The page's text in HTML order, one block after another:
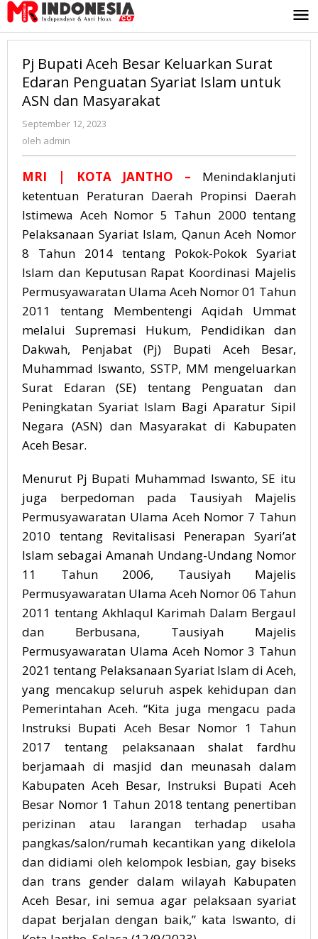
Lewati
ke
konten
Pj Bupati Aceh Besar Keluarkan Surat
Edaran Penguatan Syariat Islam untuk
ASN dan Masyarakat
September 12, 2023
oleh admin
MRI | KOTA JANTHO – Menindaklanjuti
ketentuan Peraturan Daerah Propinsi Daerah
Istimewa Aceh Nomor 5 Tahun 2000 tentang
Pelaksanaan Syariat Islam, Qanun Aceh Nomor
8 Tahun 2014 tentang Pokok-Pokok Syariat
Islam dan Keputusan Rapat Koordinasi Majelis
Permusyawaratan Ulama Aceh Nomor 01 Tahun
2011 tentang Membentengi Aqidah Ummat
melalui Supremasi Hukum, Pendidikan dan
Dakwah, Penjabat (Pj) Bupati Aceh Besar,
Muhammad Iswanto, SSTP, MM mengeluarkan
Surat Edaran(SE) tentang Penguatan dan
Peningkatan Syariat Islam Bagi Aparatur Sipil
Negara (ASN) dan Masyarakat di Kabupaten
Aceh Besar.
Menurut Pj Bupati Muhammad Iswanto, SE itu
juga berpedoman pada Tausiyah Majelis
Permusyawaratan Ulama Aceh Nomor 7 Tahun
2010 tentang Revitalisasi Penerapan Syari’at
Islam sebagai Amanah Undang-Undang Nomor
11 Tahun 2006, Tausiyah Majelis
Permusyawaratan Ulama Aceh Nomor 06 Tahun
2011 tentang Akhlaqul Karimah Dalam Bergaul
dan Berbusana, Tausiyah Majelis
Permusyawaratan Ulama Aceh Nomor 3 Tahun
2021 tentang Pelaksanaan Syariat Islam di Aceh,
yang mencakup seluruh aspek kehidupan dan
Pemerintahan Aceh. “Kita juga mengacu pada
Instruksi Bupati Aceh Besar Nomor 1 Tahun
2017 tentang pelaksanaan shalat fardhu
berjamaah di masjid dan meunasah dalam
Kabupaten Aceh Besar, Instruksi Bupati Aceh
Besar Nomor 1 Tahun 2018 tentang penertiban
perizinan atau larangan terhadap usaha
pangkas/salon/rumah kecantikan yang dikelola
dan didiami oleh kelompok lesbian, gay biseks
dan trans gender dalam wilayah Kabupaten
Aceh Besar, ini semua agar pelaksaan syariat
dapat berjalan dengan baik,” kata Iswanto, di